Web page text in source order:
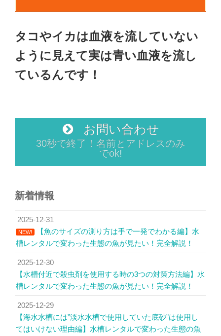
タコやイカは血液を流していない
ように見えて実は青い血液を流し
ているんです！
お問い合わせ
30秒で終了！名前とアドレスのみ
でok!
新着情報
2025-12-31
NEW!
【魚のサイズの測り方は手で一発でわかる編】水
槽レンタルで変わった生態の魚が見たい！完全解説！
2025-12-30
【水槽付近で殺虫剤を使用する時の3つの対策方法編】水
槽レンタルで変わった生態の魚が見たい！完全解説！
2025-12-29
【海水水槽には”淡水水槽で使用していた底砂”は使用し
てはいけない理由編】水槽レンタルで変わった生態の魚